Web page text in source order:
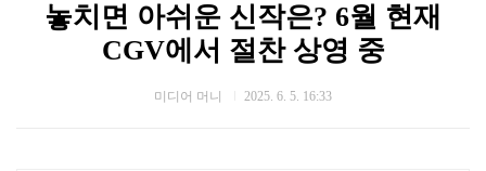
놓치면 아쉬운 신작은? 6월 현재
CGV에서 절찬 상영 중
미디어 머니 2025. 6. 5. 16:33